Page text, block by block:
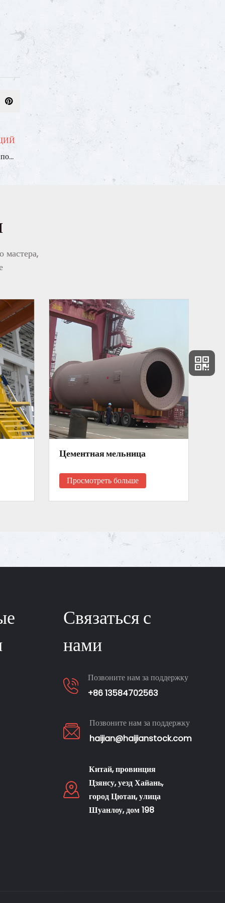
мастера,
Цементная мельница
Просмотреть больше
Связаться с
нами
Позвоните нам за поддержку
+86 13584702563
Позвоните нам за поддержку
haijian@haijianstock.com
Китай, провинция
Цзянсу, уезд Хайань,
город Цютан, улица
Шуанлоу, дом 198